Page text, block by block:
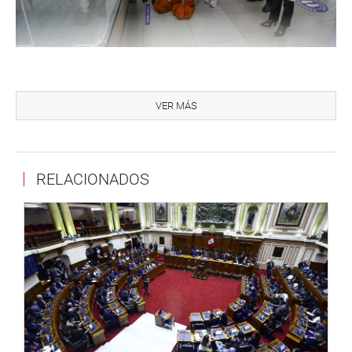
una pauta diferente en la legislación. Necesitamos una
estrategia eficiente, integral y sostenible en el tiempo para
el Estado debe asumir con nuestros «hermanos menores»;
protección del ambiente y de los animales que viven en
nuestro entorno».
Por su parte, el congresista César Combina señaló que
«es un día de mucha alegría para quienes somos
animalistas (…) agradezco a las organizaciones, a los
colegas que nos compramos el pleito de hacer algo
diferente, presentar una ley que nos una, apostar por
VER MÁS
RELACIONADOS